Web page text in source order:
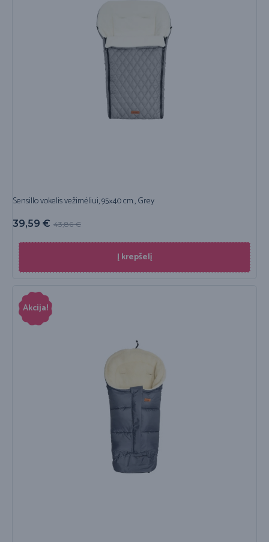
Sensillo vokelis vežimėliui, 95×40 cm., Grey
43,86€
39,59 €
Į krepšelį
Akcija!